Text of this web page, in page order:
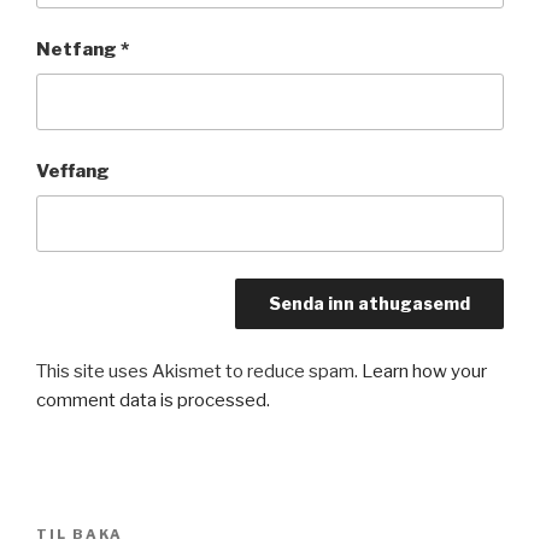
Netfang *
Veffang
This site uses Akismet to reduce spam. Learn how your
comment data is processed.
Fyrri
TIL BAKA